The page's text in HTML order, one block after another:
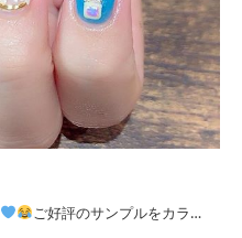
ご好評のサンプルをカラ…